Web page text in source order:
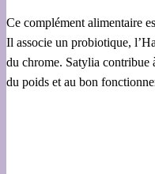
Ce complément alimentaire
Il associe un probiotique,
du chrome. Satylia contribue
du poids et au bon